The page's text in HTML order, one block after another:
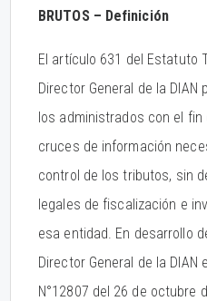
BRUTOS – Definición
El artículo 631 del Estatuto
Director General de la
los administrados con el
cruces de información
control de los tributos, sin
legales de fiscalización e
esa entidad. En desarrollo
Director General de la DIAN
N°12807 del 26 de octubre